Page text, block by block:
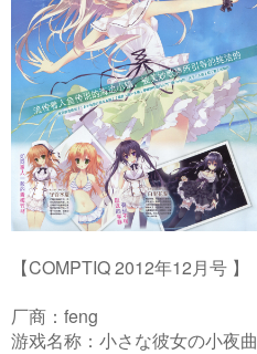
【COMPTIQ 2012年12月号 】
厂商：feng
游戏名称：小さな彼女の小夜曲